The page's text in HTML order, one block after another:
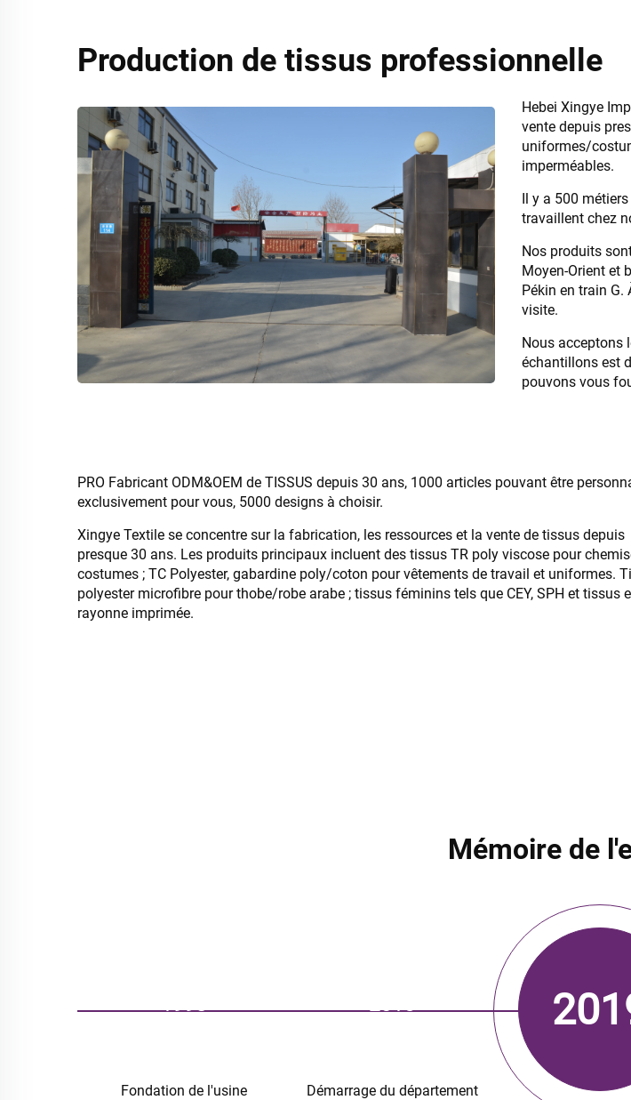
Production de tissus professionnelle
Hebei Xingye
vente depuis
uniformes/
imperméables.
Il y a 500
travaillent chez
Nos produits
Moyen-Orient et
Pékin en train
visite.
Nous acceptons
échantillons est
pouvons vous
PRO Fabricant ODM&OEM de TISSUS depuis 30 ans, 1000 articles pouvant être
exclusivement pour vous, 5000 designs à choisir.
Xingye Textile se concentre sur la fabrication, les ressources et la vente de tissus depuis
presque 30 ans. Les produits principaux incluent des tissus TR poly viscose pour
costumes ; TC Polyester, gabardine poly/coton pour vêtements de travail et uniformes.
polyester microfibre pour thobe/robe arabe ; tissus féminins tels que CEY, SPH et tissus
rayonne imprimée.
Mémoire de
1998
Fondation de l'usine
2015
Démarrage du département